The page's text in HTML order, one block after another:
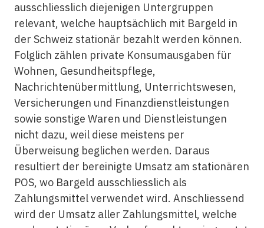
ausschliesslich diejenigen Untergruppen
relevant, welche hauptsächlich mit Bargeld in
der Schweiz stationär bezahlt werden können.
Folglich zählen private Konsumausgaben für
Wohnen, Gesundheitspflege,
Nachrichtenübermittlung, Unterrichtswesen,
Versicherungen und Finanzdienstleistungen
sowie sonstige Waren und Dienstleistungen
nicht dazu, weil diese meistens per
Überweisung beglichen werden. Daraus
resultiert der bereinigte Umsatz am stationären
POS, wo Bargeld ausschliesslich als
Zahlungsmittel verwendet wird. Anschliessend
wird der Umsatz aller Zahlungsmittel, welche